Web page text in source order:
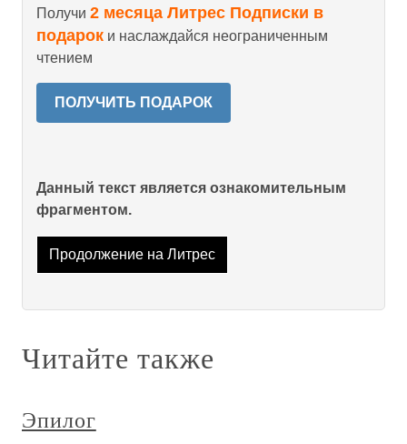
Получи 2 месяца Литрес Подписки в
подарок и наслаждайся неограниченным
чтением
ПОЛУЧИТЬ ПОДАРОК
Данный текст является ознакомительным
фрагментом.
Продолжение на Литрес
Читайте также
Эпилог